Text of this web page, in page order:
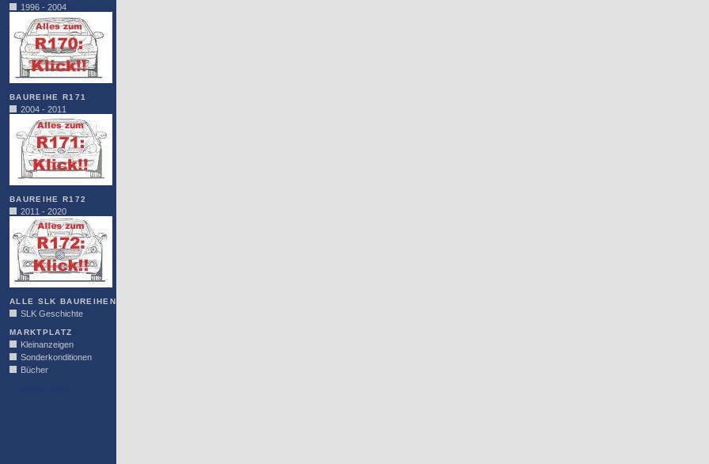
1996 - 2004
BAUREIHE R171
2004 - 2011
BAUREIHE R172
2011 - 2020
ALLE SLK BAUREIHEN
SLK Geschichte
MARKTPLATZ
Kleinanzeigen
Sonderkonditionen
Bücher